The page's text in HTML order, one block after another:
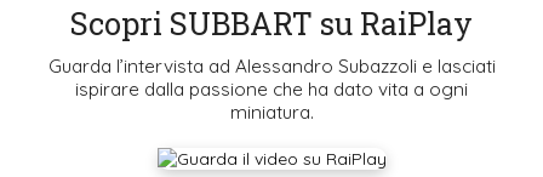
Scopri SUBBART su RaiPlay
Guarda l’intervista ad Alessandro Subazzoli e lasciati
ispirare dalla passione che ha dato vita a ogni
miniatura.